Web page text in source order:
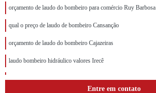
orçamento de laudo do bombeiro para comércio Ruy Barbosa
qual o preço de laudo de bombeiro Cansanção
orçamento de laudo do bombeiro Cajazeiras
laudo bombeiro hidráulico valores Irecê
orçamento de laudo de bombeiro hidráulico São Cristóvão
Entre em contato